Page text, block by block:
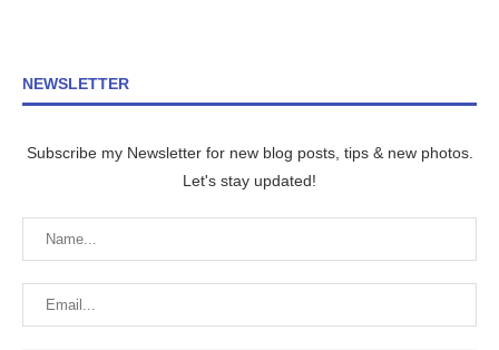
NEWSLETTER
Subscribe my Newsletter for new blog posts, tips & new photos.
Let's stay updated!